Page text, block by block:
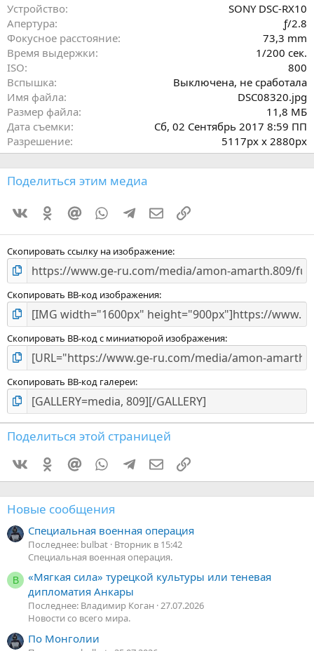
Устройство
SONY DSC-RX10
Апертура
ƒ/2.8
Фокусное расстояние
73,3 mm
Время выдержки
1/200 сек.
ISO
800
Вспышка
Выключена, не сработала
Имя файла
DSC08320.jpg
Размер файла
11,8 МБ
Дата съемки
Сб, 02 Сентябрь 2017 8:59 ПП
Разрешение
5117px x 2880px
Поделиться этим медиа
VkontakteOdnoklassniki
Mail.ruWhatsAppTelegramЭлектронная почта
Ссылка
Скопировать ссылку на изображение
Скопировать BB-код изображения
Скопировать BB-код с миниатюрой изображения
Скопировать BB-код галереи
Поделиться этой страницей
VkontakteOdnoklassniki
Mail.ruWhatsAppTelegramЭлектронная почта
Ссылка
Новые сообщения
Специальная военная операция
Последнее: bulbat Вторник в 15:42
Специальная военная операция.
В
«Мягкая сила» турецкой культуры или теневая
дипломатия Анкары
Последнее: Владимир Коган 27.07.2026
Новости со всего мира.
По Монголии